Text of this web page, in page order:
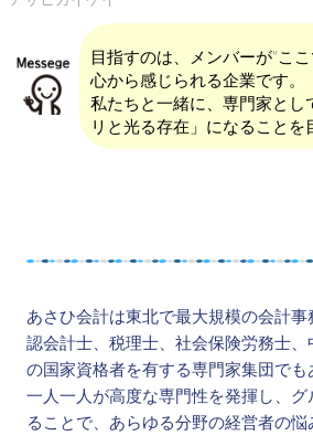
目指すのは、メンバーが"こ
心から感じられる企業です。
私たちと一緒に、専門家とし
リと光る存在」になることを
あさひ会計は東北で最大規模の会計
認会計士、税理士、社会保険労務士
の国家資格者を有する専門家集団でも
一人一人が高度な専門性を発揮し、
ることで、あらゆる分野の経営者の